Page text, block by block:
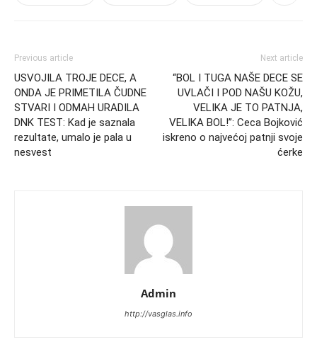
Previous article
USVOJILA TROJE DECE, A
ONDA JE PRIMETILA ČUDNE
STVARI I ODMAH URADILA
DNK TEST: Kad je saznala
rezultate, umalo je pala u
nesvest
Next article
“BOL I TUGA NAŠE DECE SE
UVLAČI I POD NAŠU KOŽU,
VELIKA JE TO PATNJA,
VELIKA BOL!”: Ceca Bojković
iskreno o najvećoj patnji svoje
ćerke
Admin
http://vasglas.info